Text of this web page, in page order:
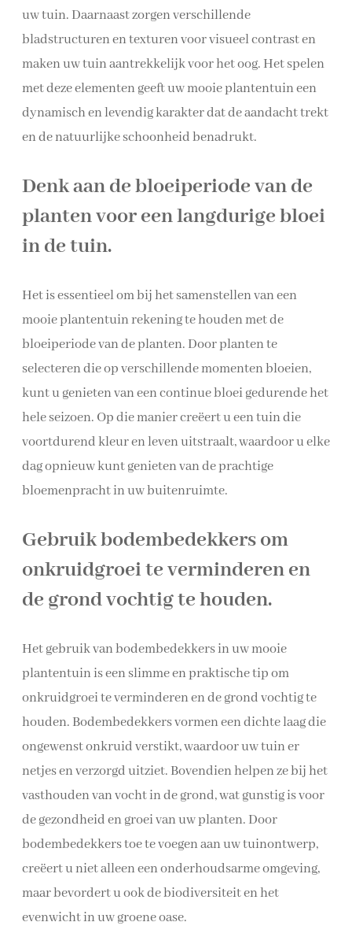
uw tuin. Daarnaast zorgen verschillende
bladstructuren en texturen voor visueel contrast en
maken uw tuin aantrekkelijk voor het oog. Het spelen
met deze elementen geeft uw mooie plantentuin een
dynamisch en levendig karakter dat de aandacht trekt
en de natuurlijke schoonheid benadrukt.
Denk aan de bloeiperiode van de
planten voor een langdurige bloei
in de tuin.
Het is essentieel om bij het samenstellen van een
mooie plantentuin rekening te houden met de
bloeiperiode van de planten. Door planten te
selecteren die op verschillende momenten bloeien,
kunt u genieten van een continue bloei gedurende het
hele seizoen. Op die manier creëert u een tuin die
voortdurend kleur en leven uitstraalt, waardoor u elke
dag opnieuw kunt genieten van de prachtige
bloemenpracht in uw buitenruimte.
Gebruik bodembedekkers om
onkruidgroei te verminderen en
de grond vochtig te houden.
Het gebruik van bodembedekkers in uw mooie
plantentuin is een slimme en praktische tip om
onkruidgroei te verminderen en de grond vochtig te
houden. Bodembedekkers vormen een dichte laag die
ongewenst onkruid verstikt, waardoor uw tuin er
netjes en verzorgd uitziet. Bovendien helpen ze bij het
vasthouden van vocht in de grond, wat gunstig is voor
de gezondheid en groei van uw planten. Door
bodembedekkers toe te voegen aan uw tuinontwerp,
creëert u niet alleen een onderhoudsarme omgeving,
maar bevordert u ook de biodiversiteit en het
evenwicht in uw groene oase.